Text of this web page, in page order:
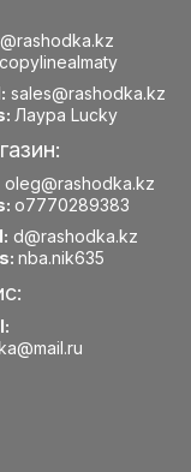
copylinealmaty
sales@rashodka.kz
Лаура Lucky
oleg@rashodka.kz
o7770289383
d@rashodka.kz
nba.nik635